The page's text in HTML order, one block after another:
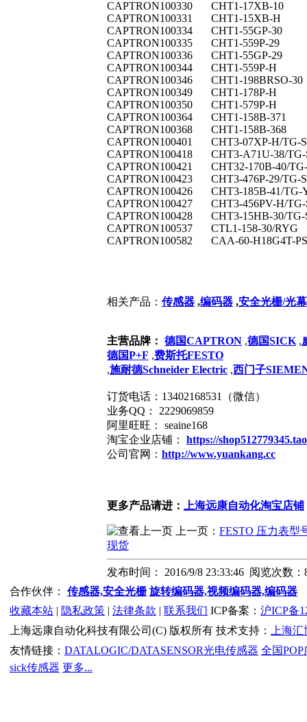
CAPTRON100330
CHT1-17XB-10
CAPTRON100331
CHT1-15XB-H
CAPTRON100334
CHT1-55GP-30
CAPTRON100335
CHT1-559P-29
CAPTRON100336
CHT1-55GP-29
CAPTRON100344
CHT1-559P-H
CAPTRON100346
CHT1-198BRSO-30
CAPTRON100349
CHT1-178P-H
CAPTRON100350
CHT1-579P-H
CAPTRON100364
CHT1-158B-371
CAPTRON100368
CHT1-158B-368
CAPTRON100401
CHT3-07XP-H/TG-
CAPTRON100418
CHT3-A71U-38/TG-
CAPTRON100421
CHT32-170B-40/
CAPTRON100423
CHT3-476P-29/TG-
CAPTRON100426
CHT3-185B-41/TG-
CAPTRON100427
CHT3-456PV-H/TG-
CAPTRON100428
CHT3-15HB-30/TG-
CAPTRON100537
CTL1-158-30/RYG
CAPTRON100582 CAA-60-H18G4T-
相关产品： 传感器 ,编码器 ,安全光栅/光幕
主营品牌： 德国CAPTRON ,德国SICK ,
德国P+F ,费斯托FESTO
,施耐德Schneider Electric ,西门子
订货电话：13402168531（微信）
业务QQ： 2229069859
阿里旺旺： seaine168
淘宝企业店铺： https://
公司官网： http://www.yuankang.cc
更多产品请进： 上海远康自动化淘宝店铺
上一页： FESTO 压力表型
现货
发布时间： 2016/9/8 23:33:46 阅览次数
合作伙伴：
传感器,安全光栅 旋转编码器,视频编码器,编码器
收藏本站 | 隐私政策 | 法律条款 | 联系我们 ICP备案： 沪ICP备
上海远康自动化科技有限公司(C) 版权所有 技术支持：
上海
友情链接： DATALOGIC/DATASENSOR光电传感器 全国
sick传感器 更多...